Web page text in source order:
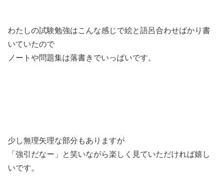
わたしの試験勉強はこんな感じで絵と語呂合わせばかり書
いていたので
ノートや問題集は落書きでいっぱいです。
少し無理矢理な部分もありますが
「強引だなー」と笑いながら楽しく見ていただければ嬉し
いです。